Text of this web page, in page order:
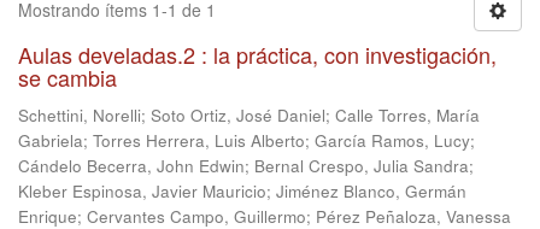
Mostrando ítems 1-1 de 1
Aulas develadas.2 : la práctica, con investigación,
se cambia
Schettini, Norelli; Soto Ortiz, José Daniel; Calle Torres, María
Gabriela; Torres Herrera, Luis Alberto; García Ramos, Lucy;
Cándelo Becerra, John Edwin; Bernal Crespo, Julia Sandra;
Kleber Espinosa, Javier Mauricio; Jiménez Blanco, Germán
Enrique; Cervantes Campo, Guillermo; Pérez Peñaloza, Vanessa